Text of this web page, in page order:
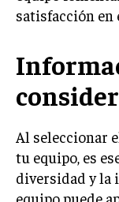
satisfacción en
Al seleccionar
tu equipo, es
diversidad y la
equipo puede